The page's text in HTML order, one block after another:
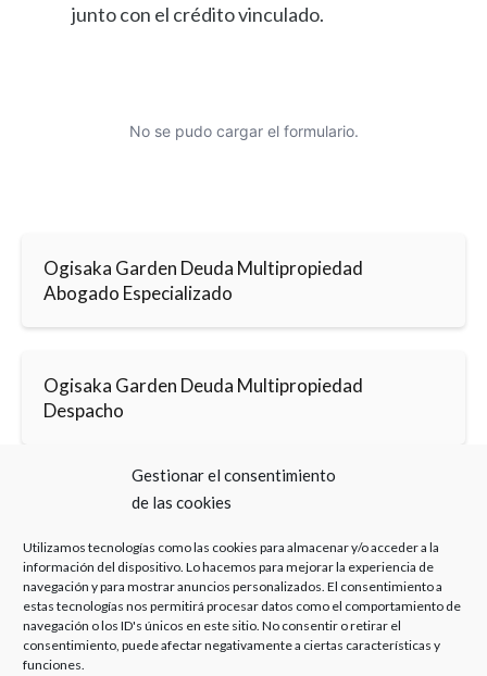
Gestionar el consentimiento
de las cookies
Utilizamos tecnologías como las cookies para almacenar y/o acceder a la
información del dispositivo. Lo hacemos para mejorar la experiencia de
navegación y para mostrar anuncios personalizados. El consentimiento a
estas tecnologías nos permitirá procesar datos como el comportamiento de
navegación o los ID's únicos en este sitio. No consentir o retirar el
consentimiento, puede afectar negativamente a ciertas características y
funciones.
junto con el crédito vinculado.
No se pudo cargar el formulario.
Ogisaka Garden Deuda Multipropiedad
Abogado Especializado
Ogisaka Garden Deuda Multipropiedad
Despacho
Haz clic para aceptar cookies de marketing y
permitir este contenido